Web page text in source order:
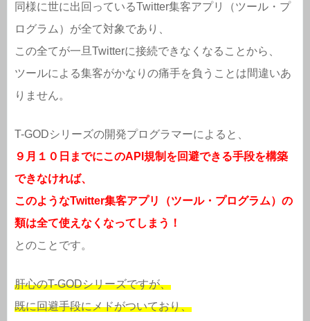
同様に世に出回っているTwitter集客アプリ（ツール・プ
ログラム）が全て対象であり、
この全てが一旦Twitterに接続できなくなることから、
ツールによる集客がかなりの痛手を負うことは間違いあ
りません。
T-GODシリーズの開発プログラマーによると、
９月１０日までにこのAPI規制を回避できる手段を構築
できなければ、
このようなTwitter集客アプリ（ツール・プログラム）の
類は全て使えなくなってしまう！
とのことです。
肝心のT-GODシリーズですが、
既に回避手段にメドがついており、